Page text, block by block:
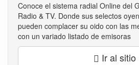
Conoce el sistema radial Online del
Radio & TV. Donde sus selectos
pueden complacer su oido con las
con un variado listado de emisoras
Ir al sitio